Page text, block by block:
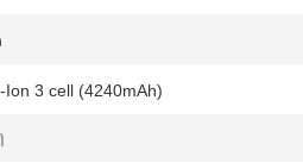
Ion 3 cell (4240mAh)